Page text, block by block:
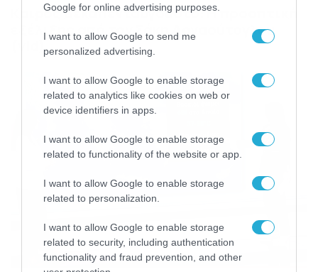
Google for online advertising purposes.
I want to allow Google to send me
personalized advertising.
I want to allow Google to enable storage
related to analytics like cookies on web or
device identifiers in apps.
I want to allow Google to enable storage
related to functionality of the website or app.
I want to allow Google to enable storage
related to personalization.
I want to allow Google to enable storage
related to security, including authentication
functionality and fraud prevention, and other
Καιρός Δεκαπενταύγουστο: Η προοπτική
εξέλιξης από τον Σάκη Αρναούτογλου
(vid)